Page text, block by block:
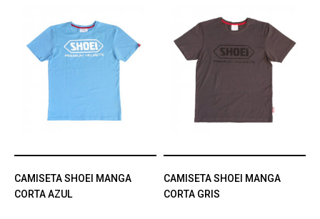
CAMISETA SHOEI MANGA
CORTA AZUL
CAMISETA SHOEI MANGA
CORTA GRIS